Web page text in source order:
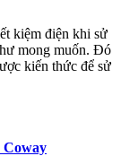
kiệm điện khi sử
mong muốn. Đó
kiến thức để sử
Coway